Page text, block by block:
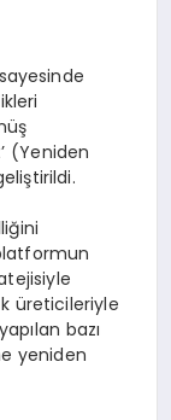
(Yeniden
üreticileriyle
bazı
yeniden